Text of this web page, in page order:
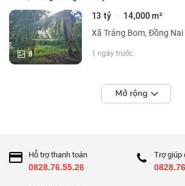
8
13 tỷ · 14,000 m²
Xã Trảng Bom, Đồng Nai
1 ngày trước
Mở rộng
Hỗ trợ thanh toán
0828.76.55.26
Trợ giúp